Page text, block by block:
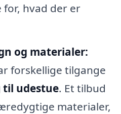
hvad der er
og materialer:
forskellige tilgange
udestue. Et tilbud
materialer,